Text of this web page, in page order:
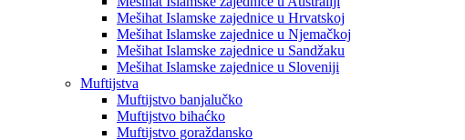
Mešihat Islamske zajednice u Hrvatskoj
Mešihat Islamske zajednice u Njemačkoj
Mešihat Islamske zajednice u Sandžaku
Mešihat Islamske zajednice u Sloveniji
Muftijstva
Muftijstvo banjalučko
Muftijstvo bihaćko
Muftijstvo goraždansko